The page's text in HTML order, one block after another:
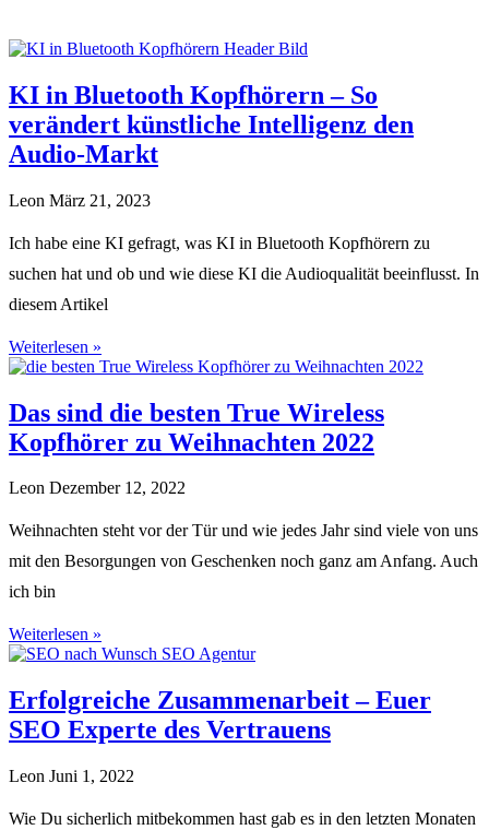
KI in Bluetooth Kopfhörern – So
verändert künstliche Intelligenz den
Audio-Markt
Leon März 21, 2023
Ich habe eine KI gefragt, was KI in Bluetooth Kopfhörern zu
suchen hat und ob und wie diese KI die Audioqualität beeinflusst. In
diesem Artikel
Weiterlesen »
Das sind die besten True Wireless
Kopfhörer zu Weihnachten 2022
Leon Dezember 12, 2022
Weihnachten steht vor der Tür und wie jedes Jahr sind viele von uns
mit den Besorgungen von Geschenken noch ganz am Anfang. Auch
ich bin
Weiterlesen »
Erfolgreiche Zusammenarbeit – Euer
SEO Experte des Vertrauens
Leon Juni 1, 2022
Wie Du sicherlich mitbekommen hast gab es in den letzten Monaten